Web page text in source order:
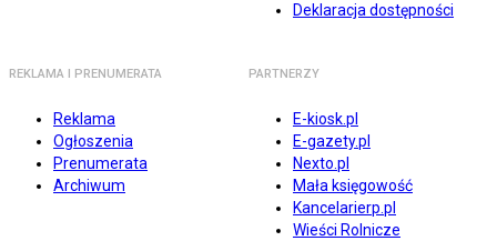
Deklaracja dostępności
REKLAMA I PRENUMERATA
Reklama
Ogłoszenia
Prenumerata
Archiwum
PARTNERZY
E-kiosk.pl
E-gazety.pl
Nexto.pl
Mała księgowość
Kancelarierp.pl
Wieści Rolnicze